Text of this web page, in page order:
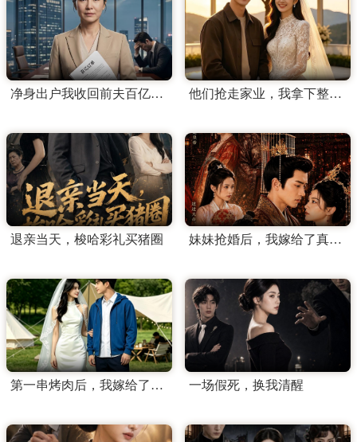
净身出户我收回前夫百亿订单 他们抢走家业，我拿下整个翡翠圈
退亲当天，梭哈彩礼买猪圈 妹妹抢婚后，我嫁给了真龙天子
第一串烤肉后，我嫁给了顶流 一场假死，换我清醒